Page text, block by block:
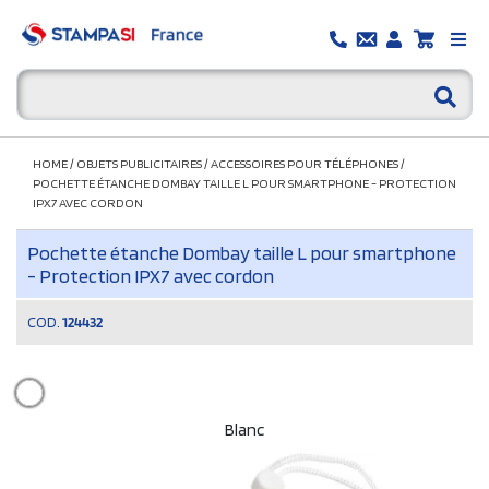
HOME/ OBJETS PUBLICITAIRES/ACCESSOIRES POUR TÉLÉPHONES/
POCHETTE ÉTANCHE DOMBAY TAILLE L POUR SMARTPHONE - PROTECTION
IPX7 AVEC CORDON
Pochette étanche Dombay taille L pour smartphone
- Protection IPX7 avec cordon
COD. 124432
Blanc